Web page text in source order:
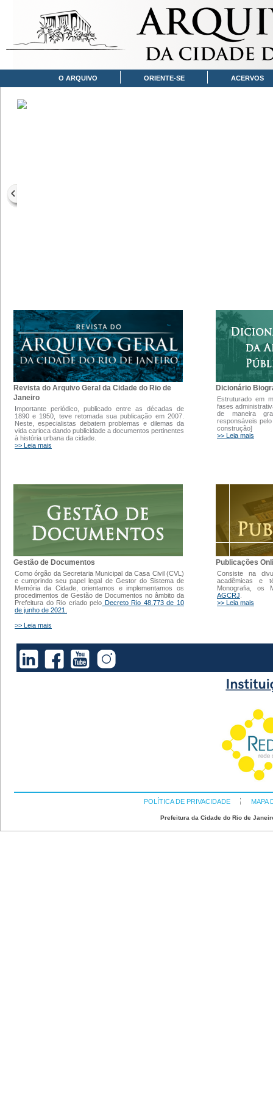
O ARQUIVO ORIENTE-SE ACERVOS
Revista do Arquivo Geral da Cidade do Rio de
Janeiro
Importante periódico, publicado entre as décadas de
1890 e 1950, teve retomada sua publicação em 2007.
Neste, especialistas debatem problemas e dilemas da
vida carioca dando publicidade a documentos pertinentes
à história urbana da cidade.
>> Leia mais
Dicionário
Estruturado em
fases
de maneira
responsáveis
construção]
>> Leia mais
Gestão de Documentos
Como órgão da Secretaria Municipal da Casa Civil (CVL)
e cumprindo seu papel legal de Gestor do Sistema de
Memória da Cidade, orientamos e implementamos os
procedimentos de Gestão de Documentos no âmbito da
Prefeitura do Rio criado pelo Decreto Rio 48.773 de 10
de junho de 2021.
>> Leia mais
Publicações
Consiste na
acadêmicas e
Monografia, os
AGCRJ
>> Leia mais
POLÍTICA DE PRIVACIDADE MAPA
Prefeitura da Cidade do Rio de